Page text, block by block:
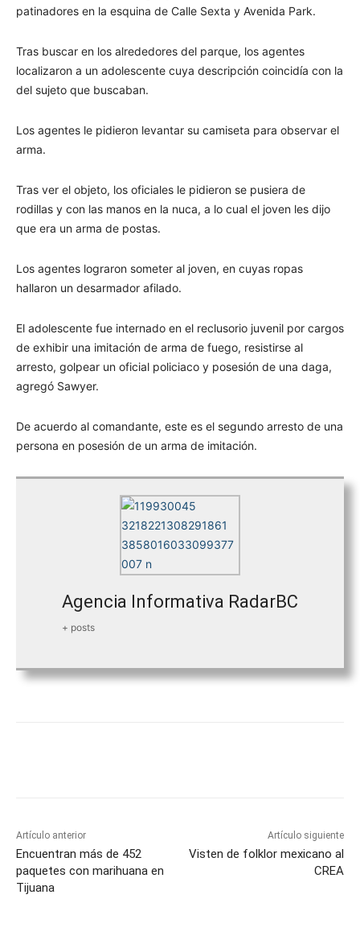
patinadores en la esquina de Calle Sexta y Avenida Park.
Tras buscar en los alrededores del parque, los agentes
localizaron a un adolescente cuya descripción coincidía con la
del sujeto que buscaban.
Los agentes le pidieron levantar su camiseta para observar el
arma.
Tras ver el objeto, los oficiales le pidieron se pusiera de
rodillas y con las manos en la nuca, a lo cual el joven les dijo
que era un arma de postas.
Los agentes lograron someter al joven, en cuyas ropas
hallaron un desarmador afilado.
El adolescente fue internado en el reclusorio juvenil por cargos
de exhibir una imitación de arma de fuego, resistirse al
arresto, golpear un oficial policiaco y posesión de una daga,
agregó Sawyer.
De acuerdo al comandante, este es el segundo arresto de una
persona en posesión de un arma de imitación.
Agencia Informativa RadarBC
+ posts
Artículo anterior
Encuentran más de 452
paquetes con marihuana en
Tijuana
Artículo siguiente
Visten de folklor mexicano al
CREA